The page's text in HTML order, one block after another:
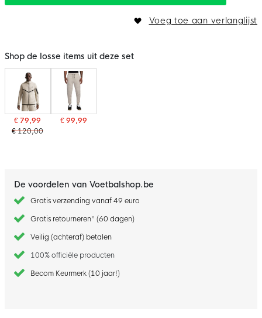
Voeg toe aan verlanglijst
Shop de losse items uit deze set
€ 79,99
€ 120,00
€ 99,99
De voordelen van Voetbalshop.be
Gratis verzending vanaf 49 euro
Gratis retourneren* (60 dagen)
Veilig (achteraf) betalen
100% officiële producten
Becom Keurmerk (10 jaar!)